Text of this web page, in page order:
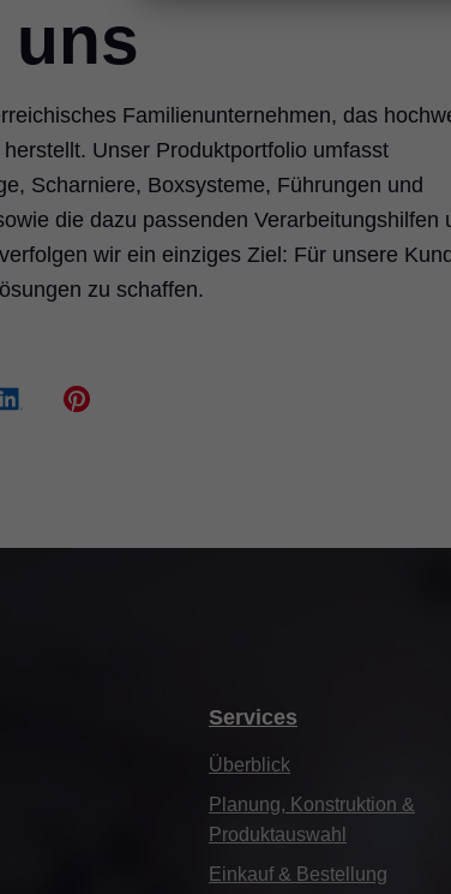
uns
Familienunternehmen, das
Unser Produktportfolio umfasst
Scharniere, Boxsysteme, Führungen und
die dazu passenden Verarbeitungshilfen
wir ein einziges Ziel: Für unsere
zu schaffen.
Services
Überblick
Planung, Konstruktion &
Produktauswahl
Einkauf & Bestellung